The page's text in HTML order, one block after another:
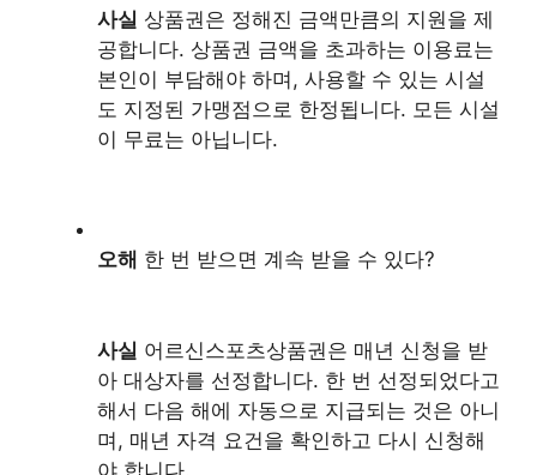
사실 상품권은 정해진 금액만큼의 지원을 제
공합니다. 상품권 금액을 초과하는 이용료는
본인이 부담해야 하며, 사용할 수 있는 시설
도 지정된 가맹점으로 한정됩니다. 모든 시설
이 무료는 아닙니다.
오해 한 번 받으면 계속 받을 수 있다?
사실 어르신스포츠상품권은 매년 신청을 받
아 대상자를 선정합니다. 한 번 선정되었다고
해서 다음 해에 자동으로 지급되는 것은 아니
며, 매년 자격 요건을 확인하고 다시 신청해
야 합니다.